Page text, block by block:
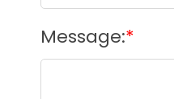
Message:*